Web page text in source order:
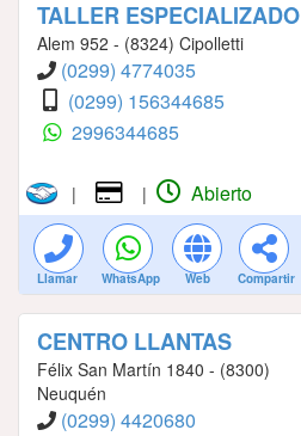
TALLER ESPECIALIZADO
Alem 952 - (8324) Cipolletti
(0299) 4774035
(0299) 156344685
2996344685
| | Abierto
Llamar WhatsApp Web Compartir
CENTRO LLANTAS
Félix San Martín 1840 - (8300)
Neuquén
(0299) 4420680